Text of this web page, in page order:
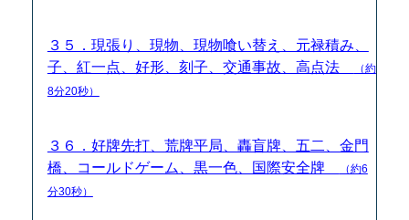
３５．現張り、現物、現物喰い替え、元禄積み、
子、紅一点、好形、刻子、交通事故、高点法
（約
8分20秒）
３６．好牌先打、荒牌平局、轟盲牌、五二、金門
橋、コールドゲーム、黒一色、国際安全牌
（約6
分30秒）